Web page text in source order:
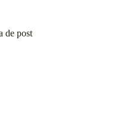
de post